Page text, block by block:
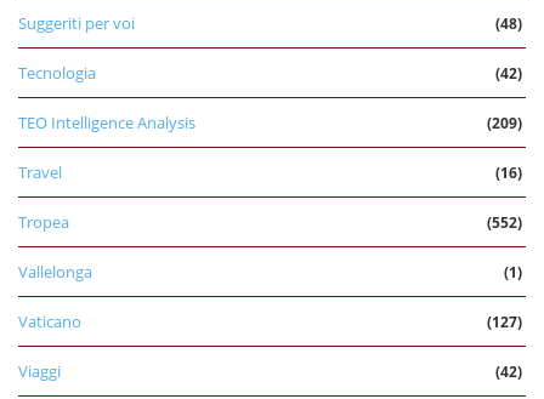
Suggeriti per voi (48)
Tecnologia (42)
TEO Intelligence Analysis (209)
Travel (16)
Tropea (552)
Vallelonga (1)
Vaticano (127)
Viaggi (42)